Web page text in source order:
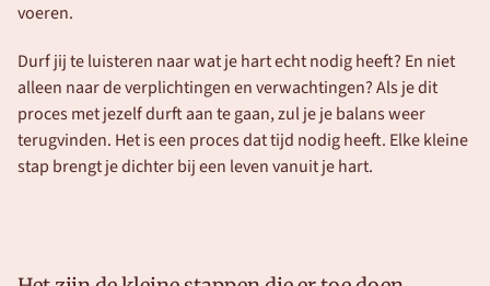
voeren.
Durf jij te luisteren naar wat je hart echt nodig heeft? En niet
alleen naar de verplichtingen en verwachtingen? Als je dit
proces met jezelf durft aan te gaan, zul je je balans weer
terugvinden. Het is een proces dat tijd nodig heeft. Elke kleine
stap brengt je dichter bij een leven vanuit je hart.